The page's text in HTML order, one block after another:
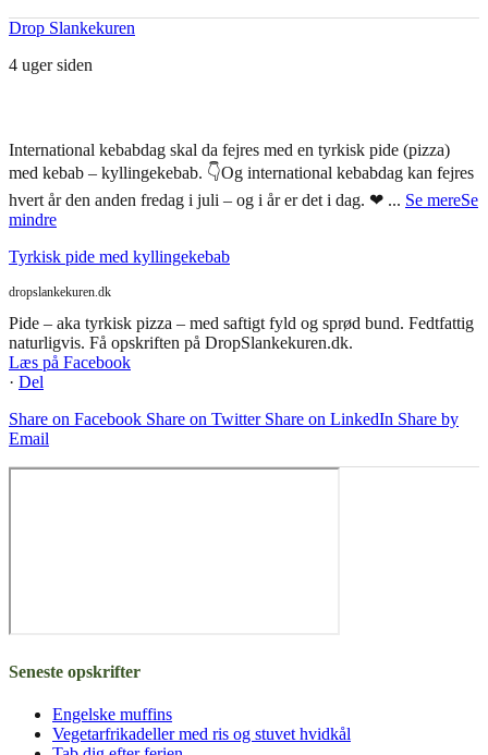
Drop Slankekuren
4 uger siden
International kebabdag skal da fejres med en tyrkisk pide (pizza)
med kebab – kyllingekebab. 👇Og international kebabdag kan fejres
hvert år den anden fredag i juli – og i år er det i dag. ❤ ... Se mereSe
mindre
Tyrkisk pide med kyllingekebab
dropslankekuren.dk
Pide – aka tyrkisk pizza – med saftigt fyld og sprød bund. Fedtfattig
naturligvis. Få opskriften på DropSlankekuren.dk.
Læs på Facebook
· Del
Share on Facebook Share on Twitter Share on LinkedIn Share by
Email
Seneste opskrifter
Engelske muffins
Vegetarfrikadeller med ris og stuvet hvidkål